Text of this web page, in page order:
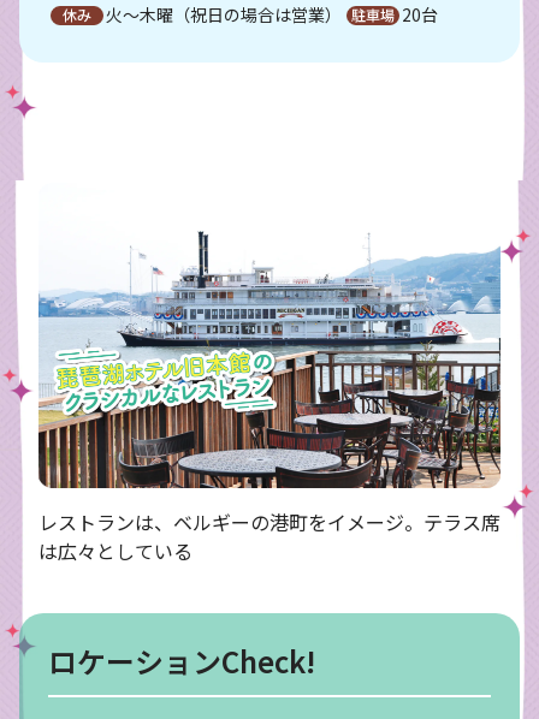
火～木曜（祝日の場合は営業）
20台
レストランは、ベルギーの港町をイメージ。テラス席
は広々としている
ロケーションCheck!